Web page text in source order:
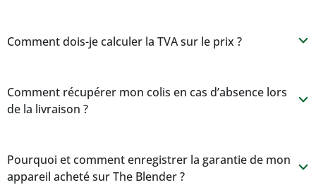
b
Comment dois-je calculer la TVA sur le prix ?
b
Comment récupérer mon colis en cas d’absence lors
de la livraison ?
b
Pourquoi et comment enregistrer la garantie de mon
appareil acheté sur The Blender ?